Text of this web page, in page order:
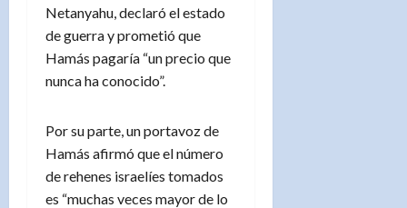
Netanyahu, declaró el estado
de guerra y prometió que
Hamás pagaría “un precio que
nunca ha conocido”.
Por su parte, un portavoz de
Hamás afirmó que el número
de rehenes israelíes tomados
es “muchas veces mayor de lo